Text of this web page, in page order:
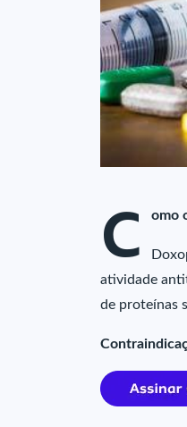
C omo
atividade
de proteínas